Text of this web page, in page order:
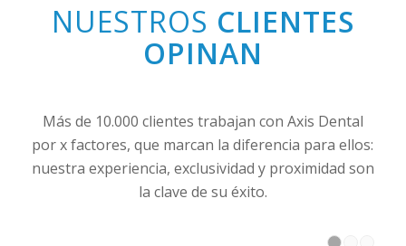
NUESTROS CLIENTES
OPINAN
Más de 10.000 clientes trabajan con Axis Dental
por x factores, que marcan la diferencia para ellos:
nuestra experiencia, exclusividad y proximidad son
la clave de su éxito.